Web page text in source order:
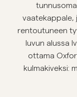
Bleiserit
Puvut
vaatekappale,
rentoutuneen
luvun alussa
ottama
kulmakiveksi: